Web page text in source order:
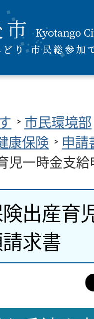
市民環境部
康保険
申請
児一時金支
出産育
求書